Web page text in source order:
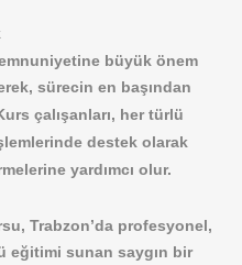
büyük önem
sürecin en başından
çalışanları, her türlü
destek olarak
yardımcı olur.
Trabzon’da profesyonel,
eğitimi sunan saygın bir